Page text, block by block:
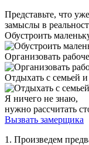
Представьте, что
замыслы в
Обустроить
Организовать
Отдыхать с семьей
Я ничего не знаю,
нужно рассчитать
Вызвать замерщика
1. Произведем